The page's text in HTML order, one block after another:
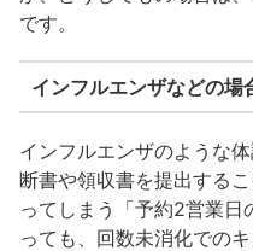
です。
インフルエンザなどの場
インフルエンザのような
断書や領収書を提出する
ってしまう「予約2営業
っても、回数未消化での